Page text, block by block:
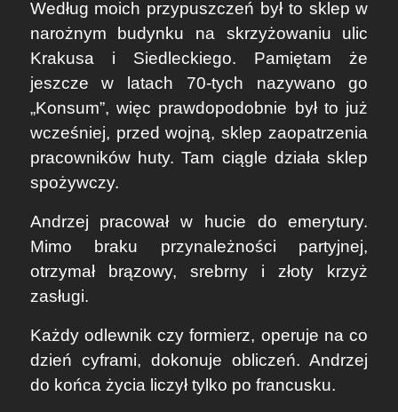
Według moich przypuszczeń był to sklep w
narożnym budynku na skrzyżowaniu ulic
Krakusa i Siedleckiego. Pamiętam że
jeszcze w latach 70-tych nazywano go
„Konsum”, więc prawdopodobnie był to już
wcześniej, przed wojną, sklep zaopatrzenia
pracowników huty. Tam ciągle działa sklep
spożywczy.
Andrzej pracował w hucie do emerytury.
Mimo braku przynależności partyjnej,
otrzymał brązowy, srebrny i złoty krzyż
zasługi.
Każdy odlewnik czy formierz, operuje na co
dzień cyframi, dokonuje obliczeń. Andrzej
do końca życia liczył tylko po francusku.